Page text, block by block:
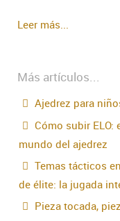
Leer más...
Más artículos...
Ajedrez para
Cómo subir ELO:
mundo del ajedrez
Temas tácticos
de élite: la jugada
Pieza tocada,